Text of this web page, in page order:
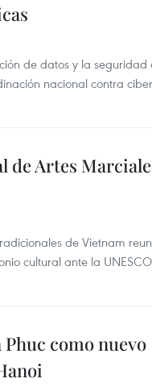
de datos y la seguridad
nacional contra
de Artes
de Vietnam
cultural ante la
como nuevo